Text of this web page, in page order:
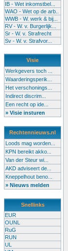
IB - Wet inkomstbel...
WAO - Wet op de arb..
WWB - W. werk & bij...
RV - W. v. Burgerlijk...
Sr - W. v. Strafrecht
Sv - W. v. Strafvor...
Visie
Werkgevers toch ...
Waarderingsperik...
Het verschonings...
Indirect discrim...
Een recht op ide...
» Visie insturen
Rechtennieuws.nl
Loods mag worden...
KPN bereikt akko...
Van der Steur wi...
AKD adviseert de...
Kneppelhout beno...
» Nieuws melden
Snellinks
EUR
OUNL
RuG
RUN
UL